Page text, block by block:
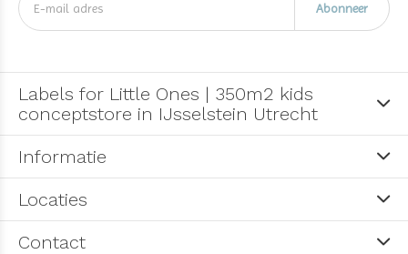
Abonneer
Labels for Little Ones | 350m2 kids
conceptstore in IJsselstein Utrecht
Informatie
Locaties
Contact